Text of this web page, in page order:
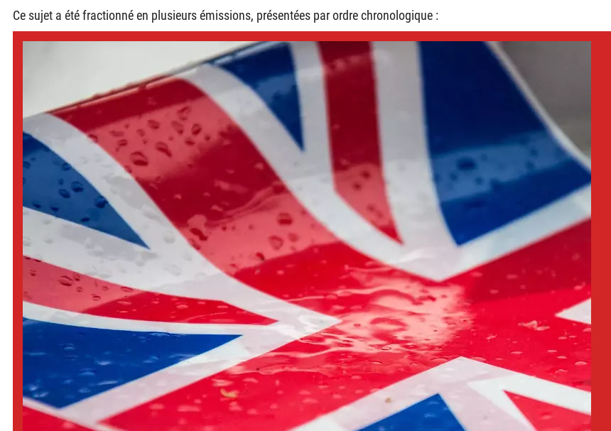
Ce sujet a été fractionné en plusieurs émissions, présentées par ordre chronologique :